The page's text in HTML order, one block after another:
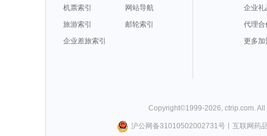
机票索引
网站导航
旅游索引
邮轮索引
企业差旅索引
企业礼
代理合
更多加
Copyright©1999-2026 ctrip.com .
沪公网备31010502002731号丨 互联网药